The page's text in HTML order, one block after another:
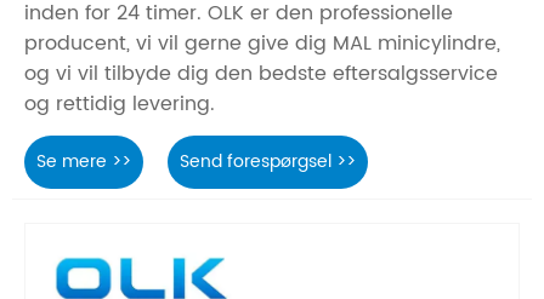
inden for 24 timer. OLK er den professionelle
producent, vi vil gerne give dig MAL minicylindre,
og vi vil tilbyde dig den bedste eftersalgsservice
og rettidig levering.
Se mere >> Send forespørgsel >>